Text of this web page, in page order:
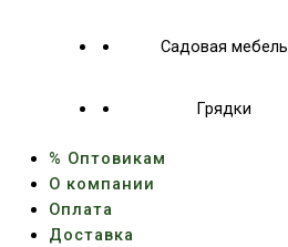
Садовая мебель
Грядки
% Оптовикам
О компании
Оплата
Доставка